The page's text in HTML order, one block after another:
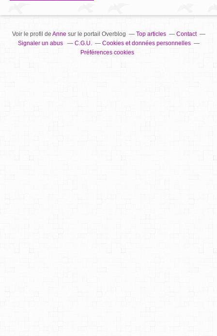
Voir le profil de Annesur le portail Overblog Top articles
Contact
Signaler un abus
C.G.U.
Cookies et données personnelles
Préférences cookies